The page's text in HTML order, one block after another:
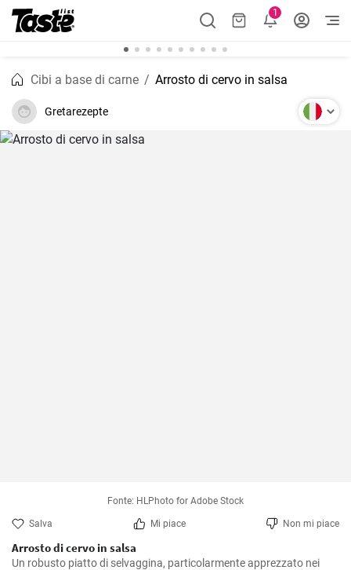
1
Cibi a base di carne Arrosto di cervo in salsa
Gretarezepte
Fonte: HLPhoto for Adobe Stock
Salva Mi piace Non mi piace
Arrosto di cervo in salsa
Un robusto piatto di selvaggina, particolarmente apprezzato nei